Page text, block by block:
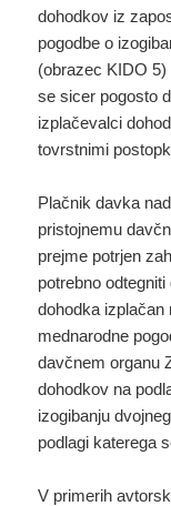
dohodkov iz
pogodbe o
(obrazec KIDO
se sicer pogosto
izplačevalci
tovrstnimi
Plačnik davka
pristojnemu
prejme potrjen
potrebno
dohodka
mednarodne
davčnem organu
dohodkov na
izogibanju
podlagi katerega
V primerih